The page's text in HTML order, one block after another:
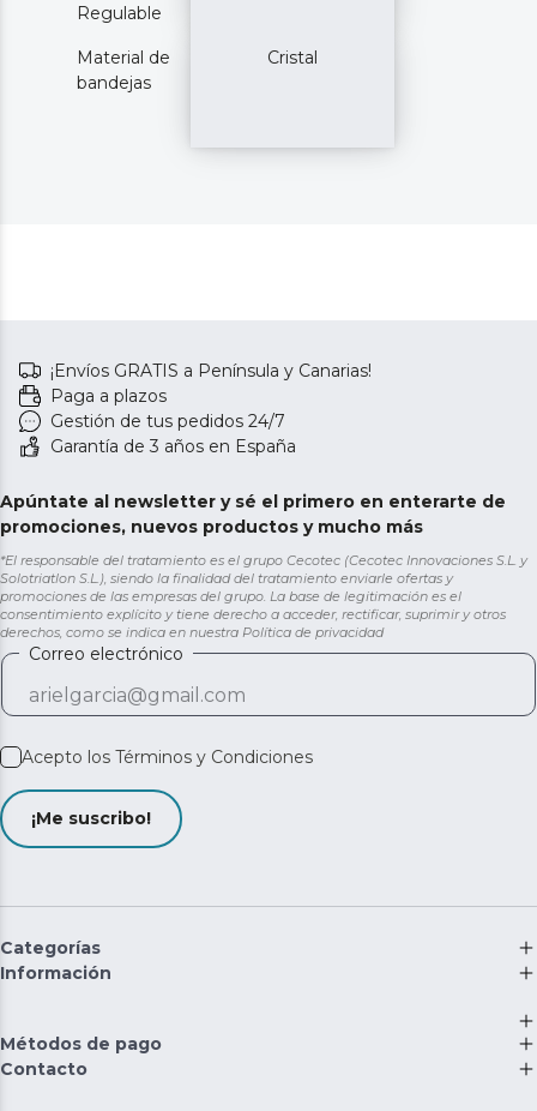
Regulable
Material de
bandejas
Cristal
¡Envíos GRATIS a Península y Canarias!
Paga a plazos
Gestión de tus pedidos 24/7
Garantía de 3 años en España
Apúntate al newsletter y sé el primero en enterarte de
promociones, nuevos productos y mucho más
*El responsable del tratamiento es el grupo Cecotec (Cecotec Innovaciones S.L. y
Solotriatlon S.L.), siendo la finalidad del tratamiento enviarle ofertas y
promociones de las empresas del grupo. La base de legitimación es el
consentimiento explícito y tiene derecho a acceder, rectificar, suprimir y otros
derechos, como se indica en nuestra Política de privacidad
Correo electrónico
Acepto los Términos y Condiciones
¡Me suscribo!
Categorías
Información
Métodos de pago
Contacto